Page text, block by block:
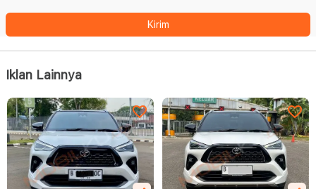
Kirim
Iklan Lainnya